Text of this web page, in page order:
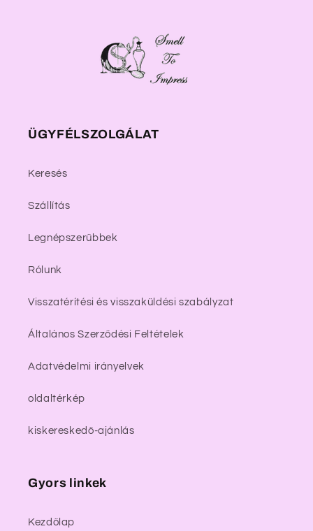
ÜGYFÉLSZOLGÁLAT
Keresés
Szállítás
Legnépszerűbbek
Rólunk
Visszatérítési és visszaküldési szabályzat
Általános Szerződési Feltételek
Adatvédelmi irányelvek
oldaltérkép
kiskereskedő-ajánlás
Gyors linkek
Kezdőlap